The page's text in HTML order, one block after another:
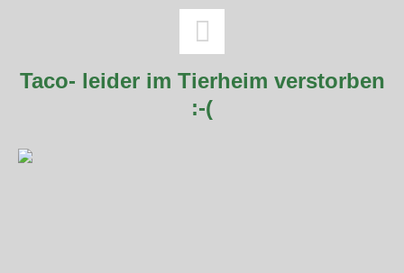
Taco- leider im Tierheim verstorben
:-(